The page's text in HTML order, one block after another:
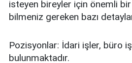
isteyen bireyler için önemli
bilmeniz gereken bazı
Pozisyonlar: İdari işler, büro
bulunmaktadır.